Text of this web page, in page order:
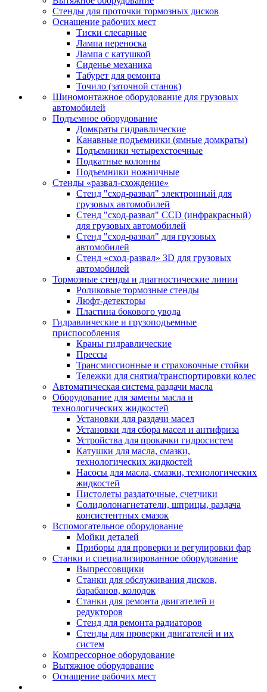
Стенды для проточки тормозных дисков
Оснащение рабочих мест
Тиски слесарные
Лампа переноска
Лампа с катушкой
Сиденье механика
Табурет для ремонта
Точило (заточной станок)
Шиномонтажное оборудование для грузовых
автомобилей
Подъемное оборудование
Домкраты гидравлические
Канавные подъемники (ямные домкраты)
Подъемники четырехстоечные
Подкатные колонны
Подъемники ножничные
Стенды «развал-схождение»
Стенд "сход-развал" электронный для
грузовых автомобилей
Стенд "сход-развал" CCD (инфракрасный)
для грузовых автомобилей
Стенд "сход-развал" для грузовых
автомобилей
Стенд «сход-развал» 3D для грузовых
автомобилей
Тормозные стенды и диагностические линии
Роликовые тормозные стенды
Люфт-детекторы
Пластина бокового увода
Гидравлические и грузоподъемные
приспособления
Краны гидравлические
Прессы
Трансмиссионные и страховочные стойки
Тележки для снятия/транспортировки колес
Автоматическая система раздачи масла
Оборудование для замены масла и
технологических жидкостей
Установки для раздачи масел
Установки для сбора масел и антифриза
Устройства для прокачки гидросистем
Катушки для масла, смазки,
технологических жидкостей
Насосы для масла, смазки, технологических
жидкостей
Пистолеты раздаточные, счетчики
Солидолонагнетатели, шприцы, раздача
консистентных смазок
Вспомогательное оборудование
Мойки деталей
Приборы для проверки и регулировки фар
Станки и специализированное оборудование
Выпрессовщики
Станки для обслуживания дисков,
барабанов, колодок
Станки для ремонта двигателей и
редукторов
Стенд для ремонта радиаторов
Стенды для проверки двигателей и их
систем
Компрессорное оборудование
Вытяжное оборудование
Оснащение рабочих мест